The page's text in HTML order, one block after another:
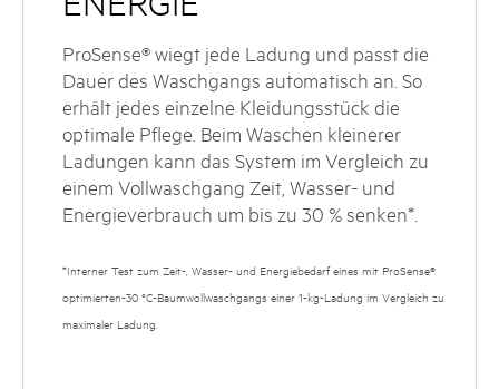
ProSense® wiegt jede Ladung und passt die
Dauer des Waschgangs automatisch an. So
erhält jedes einzelne Kleidungsstück die
optimale Pflege. Beim Waschen kleinerer
Ladungen kann das System im Vergleich zu
einem Vollwaschgang Zeit, Wasser- und
Energieverbrauch um bis zu 30 % senken*.
*Interner Test zum Zeit-, Wasser- und Energiebedarf eines mit ProSense®
optimierten-30 °C-Baumwollwaschgangs einer 1-kg-Ladung im Vergleich zu
maximaler Ladung.